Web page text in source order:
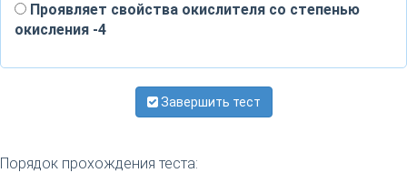
Проявляет свойства окислителя со степенью
окисления -4
Завершить тест
Порядок прохождения теста: